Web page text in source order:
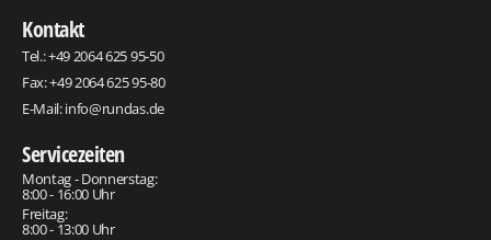
Kontakt
Tel.:+49 2064 625 95-50
Fax: +49 2064 625 95-80
E-Mail:info@rundas.de
Servicezeiten
Montag - Donnerstag:
8:00 - 16:00 Uhr
Freitag:
8:00 - 13:00 Uhr